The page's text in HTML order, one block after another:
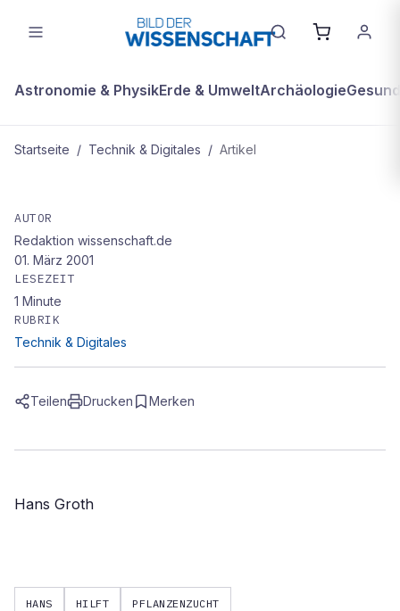
Astronomie & PhysikErde & UmweltArchäologie
Startseite / Technik & Digitales / Artikel
Genom-Entzifferung hilft
Pflanzenzucht
AUTOR
Redaktion wissenschaft.de
01. März 2001
LESEZEIT
1 Minute
RUBRIK
Technik & Digitales
Teilen Drucken Merken
Hans Groth
HANS HILFT PFLANZENZUCHT